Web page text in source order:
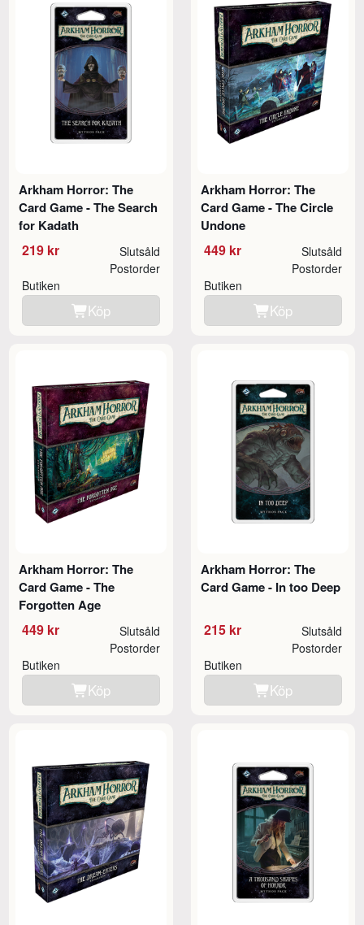
Arkham Horror: The
Card Game - The Search
for Kadath
219 kr Slutsåld
Butiken
Postorder
Köp
Arkham Horror: The
Card Game - The Circle
Undone
449 kr Slutsåld
Butiken
Postorder
Köp
Arkham Horror: The
Card Game - The
Forgotten Age
449 kr Slutsåld
Butiken
Postorder
Köp
Arkham Horror: The
Card Game - In too Deep
215 kr Slutsåld
Butiken
Postorder
Köp